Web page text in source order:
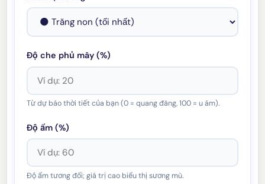
Độ che phủ mây (%)
Từ dự báo thời tiết của bạn (0 = quang đãng, 100 = u ám).
Độ ẩm (%)
Độ ẩm tương đối; giá trị cao biểu thị sương mù.